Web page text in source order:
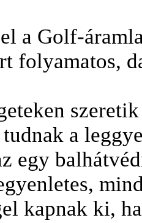
a Golf-
folyamatos,
a
egy
kapnak ki,